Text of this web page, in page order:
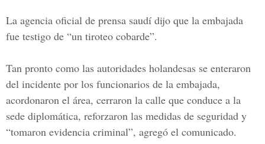
La agencia oficial de prensa saudí dijo que la embajada
fue testigo de “un tiroteo cobarde”.
Tan pronto como las autoridades holandesas se enteraron
del incidente por los funcionarios de la embajada,
acordonaron el área, cerraron la calle que conduce a la
sede diplomática, reforzaron las medidas de seguridad y
“tomaron evidencia criminal”, agregó el comunicado.